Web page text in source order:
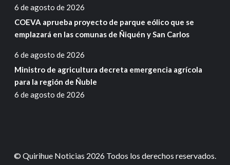
6 de agosto de 2026
COEVA aprueba proyecto de parque eólico que se
emplazará en las comunas de Ñiquén y San Carlos
6 de agosto de 2026
Ministro de agricultura decreta emergencia agrícola
para la región de Ñuble
6 de agosto de 2026